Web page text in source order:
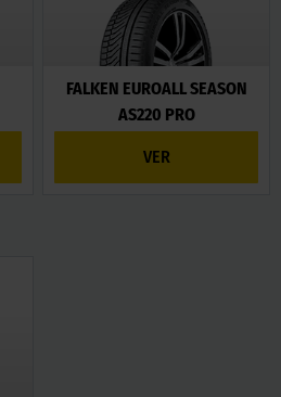
FALKEN EUROALL SEASON
AS220 PRO
VER